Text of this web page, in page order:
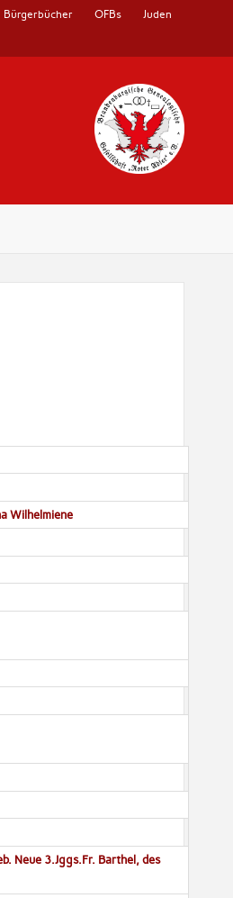
Bürgerbücher OFBs Juden
Wilhelmiene
Neue 3.Jggs.Fr. Barthel, des